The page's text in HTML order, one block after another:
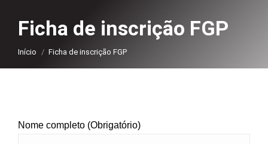
Ficha de inscrição FGP
Você está aqui:
Início Ficha de inscrição FGP
Nome completo (Obrigatório)